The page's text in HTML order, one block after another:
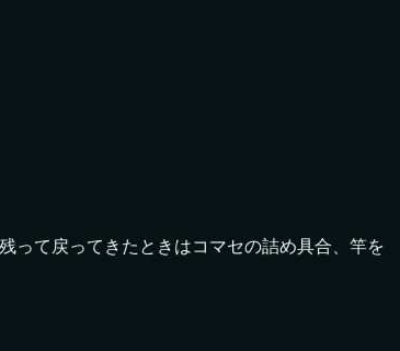
って戻ってきたときはコマセの詰め具合、竿を